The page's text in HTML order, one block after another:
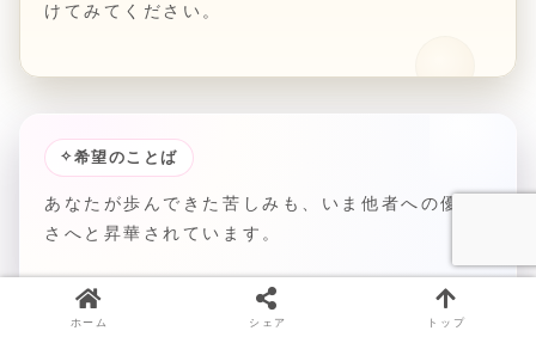
けてみてください。
✧希望のことば
あなたが歩んできた苦しみも、いま他者への優し
さへと昇華されています。
ホーム シェア トップ